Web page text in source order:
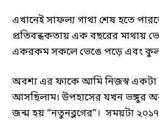
এখানেই সাফল্য গাথা শেষ হতে
প্রতিবন্ধকতায় এক বছরের মাথায়
একরকম সকলে ভেঙে পড়ে এবং কুল
অবশ্য এর ফাকে আমি নিজস্ব একটা
আসছিলাম। উপহাসের যখন ভঙ্গুর
জন্ম হয় “নতুনব্লগের”। সময়টা